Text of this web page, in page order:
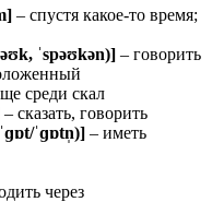
– спустя какое-то время;
ˈspəʊkən)] – говорить
среди скал
– сказать, говорить
t/ˈɡɒtn̩)] – иметь
через